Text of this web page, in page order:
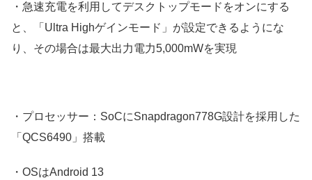
・急速充電を利用してデスクトップモードをオンにする
と、「Ultra Highゲインモード」が設定できるようにな
り、その場合は最大出力電力5,000mWを実現
・プロセッサー：SoCにSnapdragon778G設計を採用した
「QCS6490」搭載
・OSはAndroid 13